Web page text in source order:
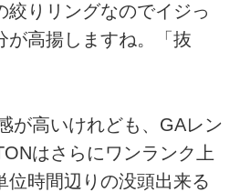
絞りリングなのでイジっ
が高揚しますね。「抜
が高いけれども、GAレン
はさらにワンランク上
時間辺りの没頭出来る